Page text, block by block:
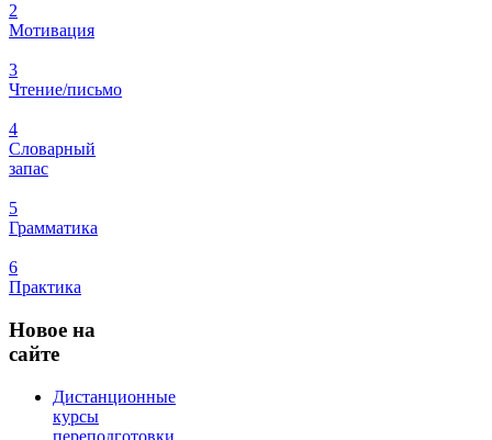
2
Мотивация
3
Чтение/письмо
4
Словарный
запас
5
Грамматика
6
Практика
Новое на
сайте
Дистанционные
курсы
переподготовки